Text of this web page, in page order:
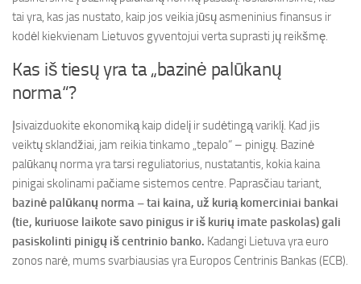
tai yra, kas jas nustato, kaip jos veikia jūsų asmeninius finansus ir
kodėl kiekvienam Lietuvos gyventojui verta suprasti jų reikšmę.
Kas iš tiesų yra ta „bazinė palūkanų
norma“?
Įsivaizduokite ekonomiką kaip didelį ir sudėtingą variklį. Kad jis
veiktų sklandžiai, jam reikia tinkamo „tepalo“ – pinigų. Bazinė
palūkanų norma yra tarsi reguliatorius, nustatantis, kokia kaina
pinigai skolinami pačiame sistemos centre. Paprasčiau tariant,
bazinė palūkanų norma – tai kaina, už kurią komerciniai bankai
(tie, kuriuose laikote savo pinigus ir iš kurių imate paskolas) gali
pasiskolinti pinigų iš centrinio banko. Kadangi Lietuva yra euro
zonos narė, mums svarbiausias yra Europos Centrinis Bankas (ECB).